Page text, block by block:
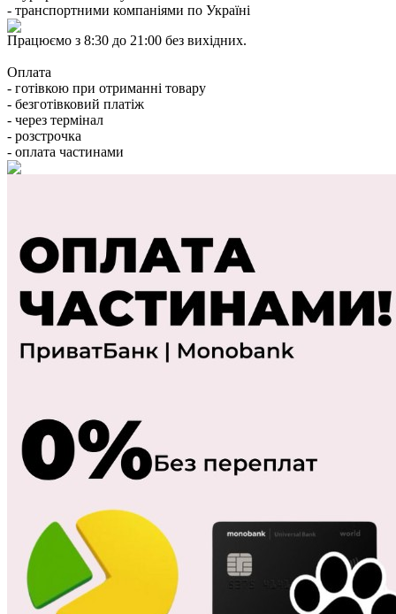
- транспортними компаніями по Україні
Працюємо з 8:30 до 21:00 без вихідних.
Оплата
- готівкою при отриманні товару
- безготівковий платіж
- через термінал
- розстрочка
- оплата частинами